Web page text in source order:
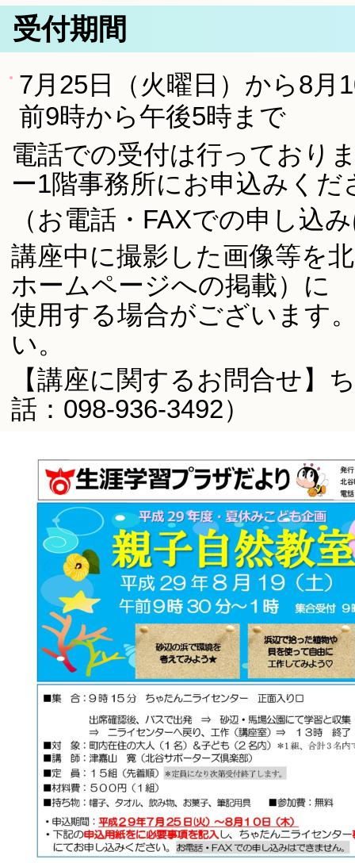
受付期間
7月25日（火曜日）から8月
前9時から午後5時まで
電話での受付は行っており
ー1階事務所にお申込みくだ
（お電話・FAXでの申し込
講座中に撮影した画像等を
ホームページへの掲載）に
使用する場合がございます
い。
【講座に関するお問合せ】
話：098-936-3492）